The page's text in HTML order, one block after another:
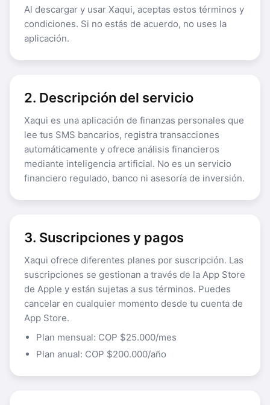
Al descargar y usar Xaqui, aceptas estos términos y
condiciones. Si no estás de acuerdo, no uses la
aplicación.
2. Descripción del servicio
Xaqui es una aplicación de finanzas personales que
lee tus SMS bancarios, registra transacciones
automáticamente y ofrece análisis financieros
mediante inteligencia artificial. No es un servicio
financiero regulado, banco ni asesoría de inversión.
3. Suscripciones y pagos
Xaqui ofrece diferentes planes por suscripción. Las
suscripciones se gestionan a través de la App Store
de Apple y están sujetas a sus términos. Puedes
cancelar en cualquier momento desde tu cuenta de
App Store.
Plan mensual: COP $25.000/mes
Plan anual: COP $200.000/año